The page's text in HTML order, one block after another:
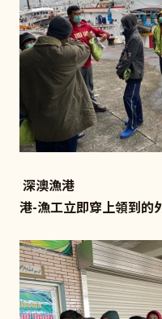
深澳漁
港-漁工立即穿上領到的